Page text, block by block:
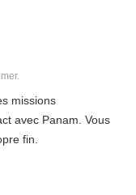
missions
avec Panam. Vous
fin.